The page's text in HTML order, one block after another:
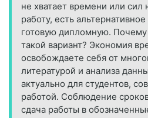
не хватает времени или сил
работу, есть
готовую дипломную. Почему
такой вариант? Экономия
освобождаете себя от
литературой и анализа
актуально для студентов,
работой. Соблюдение
сдача работы в